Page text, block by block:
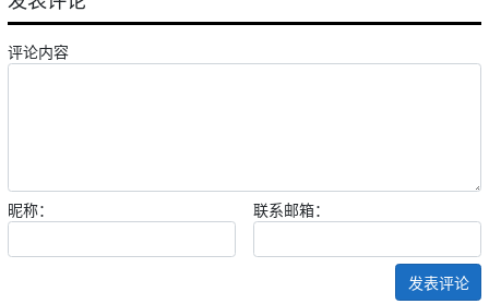
评论内容
昵称： 联系邮箱：
发表评论